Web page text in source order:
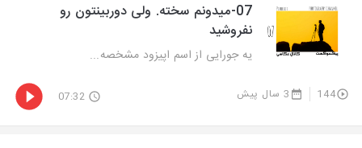
07-میدونم سخته. ولی دوربینتون رو
نفروشید
یه جورایی از اسم اپیزود مشخصه...
144 3 سال پیش 07:32